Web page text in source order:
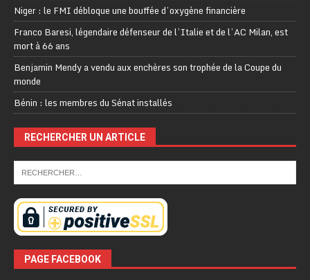
Niger : le FMI débloque une bouffée d’oxygène financière
Franco Baresi, légendaire défenseur de l’Italie et de l’AC Milan, est
mort à 66 ans
Benjamin Mendy a vendu aux enchères son trophée de la Coupe du
monde
Bénin : les membres du Sénat installés
RECHERCHER UN ARTICLE
PAGE FACEBOOK